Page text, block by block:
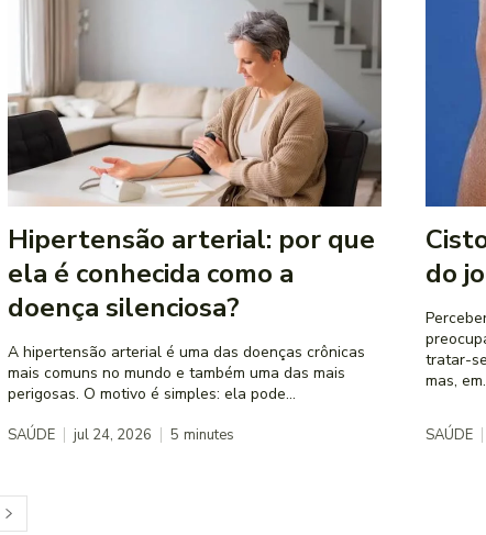
Hipertensão arterial: por que
ela é conhecida como a
doença silenciosa?
A hipertensão arterial é uma das doenças crônicas
mais comuns no mundo e também uma das mais
perigosas. O motivo é simples: ela pode...
SAÚDE jul 24, 2026 5 minutes
do
tratar-
mas,
SAÚDE